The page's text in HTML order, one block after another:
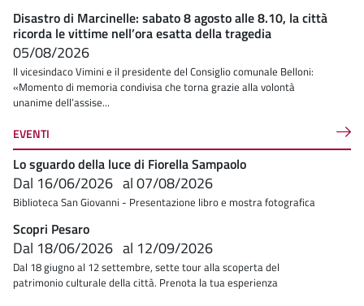
Disastro di Marcinelle: sabato 8 agosto alle 8.10, la città
ricorda le vittime nell’ora esatta della tragedia
05/08/2026
Il vicesindaco Vimini e il presidente del Consiglio comunale Belloni:
«Momento di memoria condivisa che torna grazie alla volontà
unanime dell’assise...
EVENTI
Lo sguardo della luce di Fiorella Sampaolo
Dal 16/06/2026 al07/08/2026
Biblioteca San Giovanni - Presentazione libro e mostra fotografica
Scopri Pesaro
Dal 18/06/2026 al 12/09/2026
Dal 18 giugno al 12 settembre, sette tour alla scoperta del
patrimonio culturale della città. Prenota la tua esperienza